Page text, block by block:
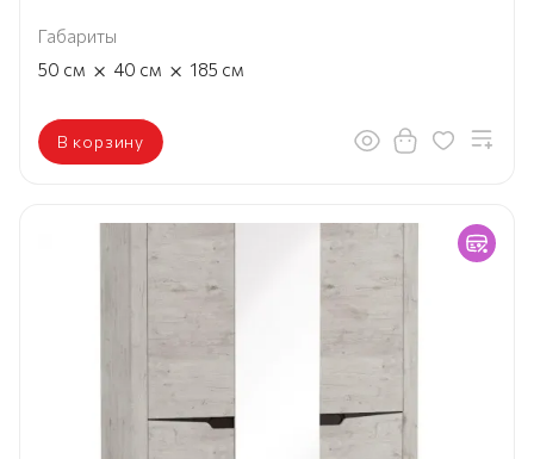
Габариты
50 см × 40 см × 185 см
В корзину